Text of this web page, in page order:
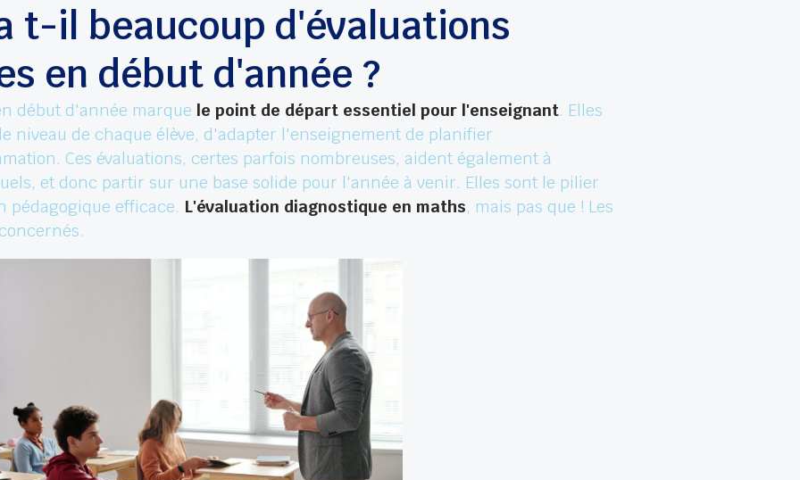
t-il beaucoup d'évaluations
en début d'année ?
début d'année marque le point de départ essentiel pour l'enseignant. Elles
niveau de chaque élève, d'adapter l'enseignement de planifier
Ces évaluations, certes parfois nombreuses, aident également à
et donc partir sur une base solide pour l'année à venir. Elles sont le pilier
pédagogique efficace. L'évaluation diagnostique en maths, mais pas que ! Les